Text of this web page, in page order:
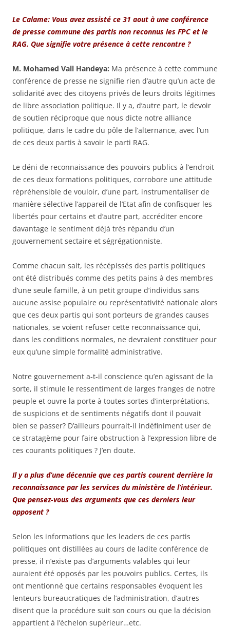
Le Calame: Vous avez assisté ce 31 aout à une conférence
de presse commune des partis non reconnus les FPC et le
RAG. Que signifie votre présence à cette rencontre ?
M. Mohamed Vall Handeya: Ma présence à cette commune
conférence de presse ne signifie rien d’autre qu’un acte de
solidarité avec des citoyens privés de leurs droits légitimes
de libre association politique. Il y a, d’autre part, le devoir
de soutien réciproque que nous dicte notre alliance
politique, dans le cadre du pôle de l’alternance, avec l’un
de ces deux partis à savoir le parti RAG.
Le déni de reconnaissance des pouvoirs publics à l’endroit
de ces deux formations politiques, corrobore une attitude
répréhensible de vouloir, d’une part, instrumentaliser de
manière sélective l’appareil de l’Etat afin de confisquer les
libertés pour certains et d’autre part, accréditer encore
davantage le sentiment déjà très répandu d’un
gouvernement sectaire et ségrégationniste.
Comme chacun sait, les récépissés des partis politiques
ont été distribués comme des petits pains à des membres
d’une seule famille, à un petit groupe d’individus sans
aucune assise populaire ou représentativité nationale alors
que ces deux partis qui sont porteurs de grandes causes
nationales, se voient refuser cette reconnaissance qui,
dans les conditions normales, ne devraient constituer pour
eux qu’une simple formalité administrative.
Notre gouvernement a-t-il conscience qu’en agissant de la
sorte, il stimule le ressentiment de larges franges de notre
peuple et ouvre la porte à toutes sortes d’interprétations,
de suspicions et de sentiments négatifs dont il pouvait
bien se passer? D’ailleurs pourrait-il indéfiniment user de
ce stratagème pour faire obstruction à l’expression libre de
ces courants politiques ? J’en doute.
Il y a plus d’une décennie que ces partis courent derrière la
reconnaissance par les services du ministère de l’intérieur.
Que pensez-vous des arguments que ces derniers leur
opposent ?
Selon les informations que les leaders de ces partis
politiques ont distillées au cours de ladite conférence de
presse, il n’existe pas d’arguments valables qui leur
auraient été opposés par les pouvoirs publics. Certes, ils
ont mentionné que certains responsables évoquent les
lenteurs bureaucratiques de l’administration, d’autres
disent que la procédure suit son cours ou que la décision
appartient à l’échelon supérieur…etc.